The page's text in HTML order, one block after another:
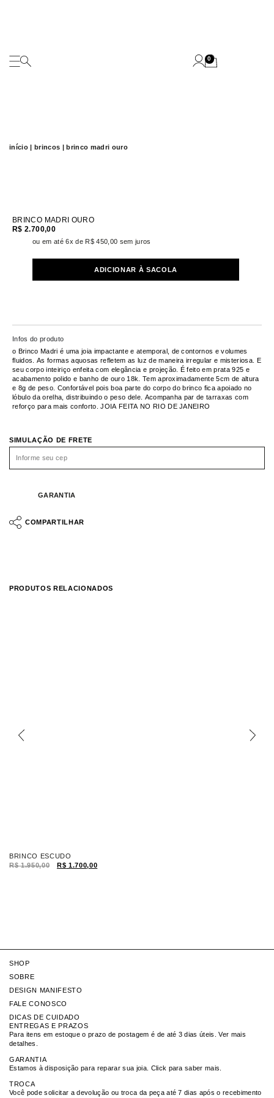
0
início| brincos | brinco madri ouro
BRINCO MADRI OURO
R$ 2.700,00
ou em até 6x de R$ 450,00 sem juros
ADICIONAR À SACOLA
Infos do produto
o Brinco Madri é uma joia impactante e atemporal, de contornos e volumes
fluidos. As formas aquosas refletem as luz de maneira irregular e misteriosa. E
seu corpo inteiriço enfeita com elegância e projeção. É feito em prata 925 e
acabamento polido e banho de ouro 18k. Tem aproximadamente 5cm de altura
e 8g de peso. Confortável pois boa parte do corpo do brinco fica apoiado no
lóbulo da orelha, distribuindo o peso dele. Acompanha par de tarraxas com
SIMULAÇÃO DE FRETE
GARANTIA
COMPARTILHAR
PRODUTOS RELACIONADOS
BRINCO ESCUDO
R$1.950,00 R$ 1.700,00
SHOP
SOBRE
DESIGN MANIFESTO
FALE CONOSCO
DICAS DE CUIDADO
ENTREGAS E PRAZOS
Para itens em estoque o prazo de postagem é de até 3 dias úteis. Ver mais
detalhes.
GARANTIA
Estamos à disposição para reparar sua joia. Click para saber mais.
TROCA
Você pode solicitar a devolução ou troca da peça até 7 dias após o recebimento